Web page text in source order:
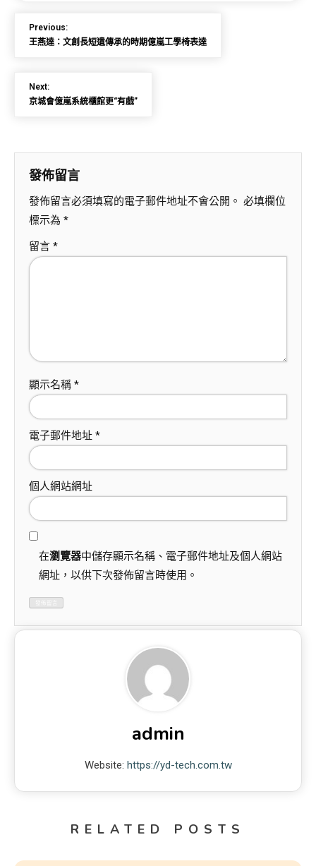
Previous:
王燕達：文創長短遺傳承的時期億嵐工學椅表達
Next:
京城會億嵐系統櫃館更“有戲”
發佈留言
發佈留言必須填寫的電子郵件地址不會公開。 必填欄位
標示為 *
留言 *
顯示名稱 *
電子郵件地址 *
個人網站網址
在瀏覽器中儲存顯示名稱、電子郵件地址及個人網站
網址，以供下次發佈留言時使用。
admin
Website: https://yd-tech.com.tw
RELATED POSTS